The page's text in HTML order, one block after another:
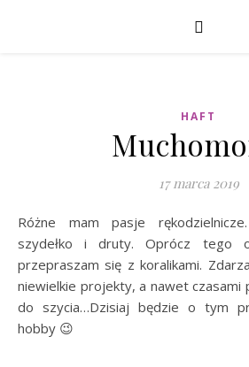
HAFT
17 marca 2019
Różne mam pasje rękodzielnicze. Dwie główne, to
szydełko i druty. Oprócz tego
przepraszam się z koralikami.
niewielkie projekty, a nawet czasami
do szycia…Dzisiaj będzie o tym
hobby 😉